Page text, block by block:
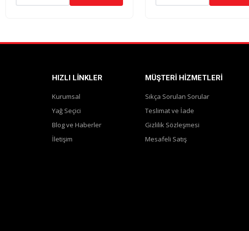
HIZLI LINKLER
Kurumsal
Yağ Seçici
Blog ve Haberler
İletişim
MÜŞTERI HIZMETLERI
Sıkça Sorulan Sorular
Teslimat ve İade
Gizlilik Sözleşmesi
Mesafeli Satış